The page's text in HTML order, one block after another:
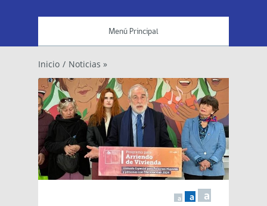
Menú Principal
Inicio / Noticias »
a a a